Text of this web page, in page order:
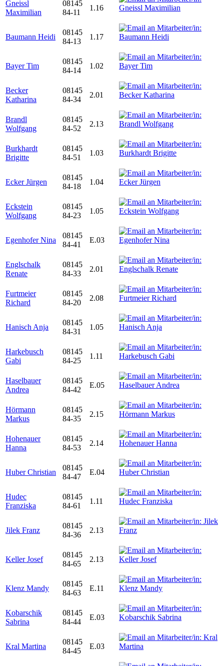
Gneissl
Maximilian
08145
84-11
1.16
Baumann Heidi
08145
84-13
1.17
Bayer Tim
08145
84-14
1.02
Becker
Katharina
08145
84-34
2.01
Brandl
Wolfgang
08145
84-52
2.13
Burkhardt
Brigitte
08145
84-51
1.03
Ecker Jürgen
08145
84-18
1.04
Eckstein
Wolfgang
08145
84-23
1.05
Egenhofer Nina
08145
84-41
E.03
Englschalk
Renate
08145
84-33
2.01
Furtmeier
Richard
08145
84-20
2.08
Hanisch Anja
08145
84-31
1.05
Harkebusch
Gabi
08145
84-25
1.11
Haselbauer
Andrea
08145
84-42
E.05
Hörmann
Markus
08145
84-35
2.15
Hohenauer
Hanna
08145
84-53
2.14
Huber Christian
08145
84-47
E.04
Hudec
Franziska
08145
84-61
1.11
Jilek Franz
08145
84-36
2.13
Keller Josef
08145
84-65
2.13
Klenz Mandy
08145
84-63
E.11
Kobarschik
Sabrina
08145
84-44
E.03
Kral Martina
08145
84-45
E.03